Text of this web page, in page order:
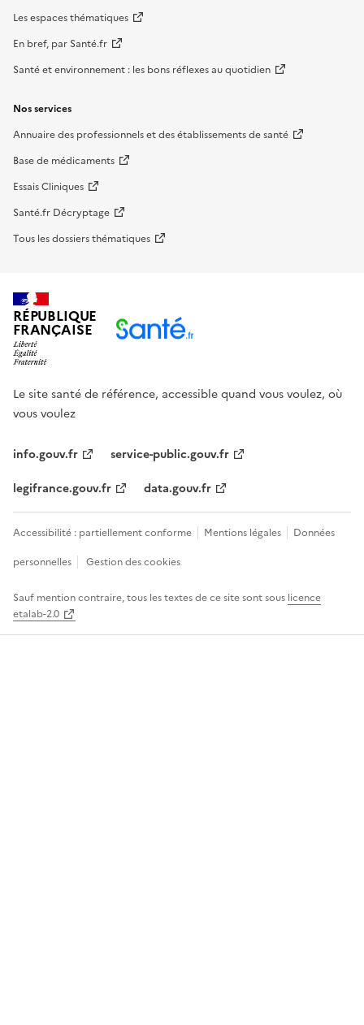
Les espaces thématiques
En bref, par Santé.fr
Santé et environnement : les bons réflexes au quotidien
Nos services
Annuaire des professionnels et des établissements de santé
Base de médicaments
Essais Cliniques
Santé.fr Décryptage
Tous les dossiers thématiques
RÉPUBLIQUE
FRANÇAISE
Le site santé de référence, accessible quand vous voulez, où
vous voulez
info.gouv.fr
service-public.gouv.fr
legifrance.gouv.fr
data.gouv.fr
Accessibilité : partiellement conforme Mentions légales
Données
personnelles
Gestion des cookies
Sauf mention contraire, tous les textes de ce site sont sous licence
etalab-2.0